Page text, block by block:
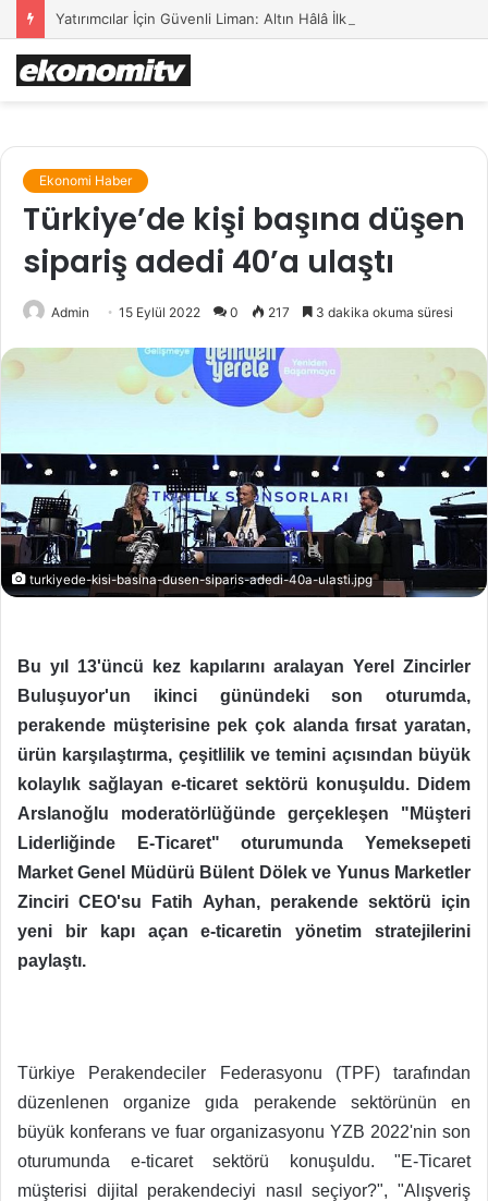
Yatırımcılar İçin Güvenli Liman: Altın Hâlâ İlk Sırada mı?
Ekonomi Haber
Türkiye’de kişi başına düşen
sipariş adedi 40’a ulaştı
Admin 15 Eylül 2022 0 217 3 dakika okuma süresi
turkiyede-kisi-basina-dusen-siparis-adedi-40a-ulasti.jpg
Bu yıl 13'üncü kez kapılarını aralayan Yerel Zincirler
Buluşuyor'un ikinci günündeki son oturumda,
perakende müşterisine pek çok alanda fırsat yaratan,
ürün karşılaştırma, çeşitlilik ve temini açısından büyük
kolaylık sağlayan e-ticaret sektörü konuşuldu. Didem
Arslanoğlu moderatörlüğünde gerçekleşen "Müşteri
Liderliğinde E-Ticaret" oturumunda Yemeksepeti
Market Genel Müdürü Bülent Dölek ve Yunus Marketler
Zinciri CEO'su Fatih Ayhan, perakende sektörü için
yeni bir kapı açan e-ticaretin yönetim stratejilerini
paylaştı.
Türkiye Perakendeciler Federasyonu (TPF) tarafından
düzenlenen organize gıda perakende sektörünün en
büyük konferans ve fuar organizasyonu YZB 2022'nin son
oturumunda e-ticaret sektörü konuşuldu. "E-Ticaret
müşterisi dijital perakendeciyi nasıl seçiyor?", "Alışveriş